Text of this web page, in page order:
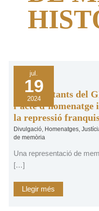
jul.
19
2024
Representants del
l’acte
la repressió
Divulgació, Homenatges,
de memòria
Una representació de
[…]
del
GRMHC
participen
en
l’acte
d’homenatge
reparació
a
víctimes
la
repressió
franquista
celebrat
València
Llegir més